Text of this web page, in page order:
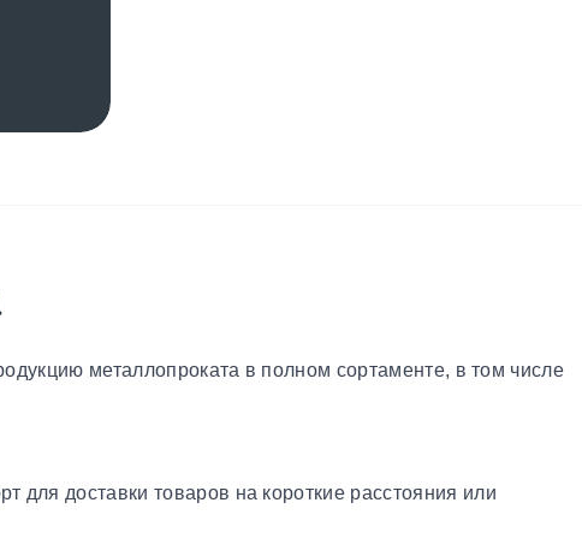
металлопроката в полном сортаменте, в том числе
для доставки товаров на короткие расстояния или